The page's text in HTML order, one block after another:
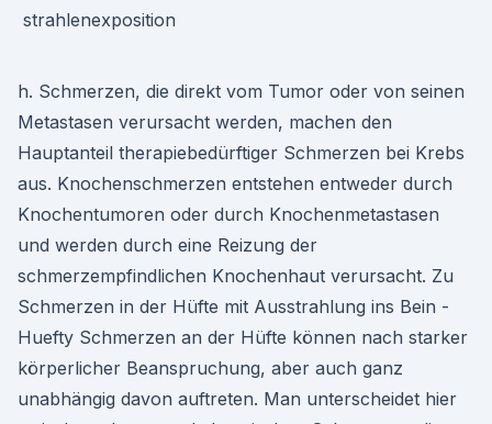
h. Schmerzen, die direkt vom Tumor oder von seinen
Metastasen verursacht werden, machen den
Hauptanteil therapiebedürftiger Schmerzen bei Krebs
aus. Knochenschmerzen entstehen entweder durch
Knochentumoren oder durch Knochenmetastasen
und werden durch eine Reizung der
schmerzempfindlichen Knochenhaut verursacht. Zu
Schmerzen in der Hüfte mit Ausstrahlung ins Bein -
Huefty Schmerzen an der Hüfte können nach starker
körperlicher Beanspruchung, aber auch ganz
unabhängig davon auftreten. Man unterscheidet hier